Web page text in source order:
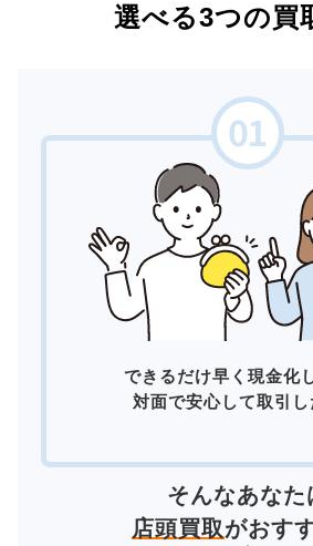
選べる3つの買
できるだけ早く現金化
対面で安心して取引し
そんなあなた
店頭買取がおす